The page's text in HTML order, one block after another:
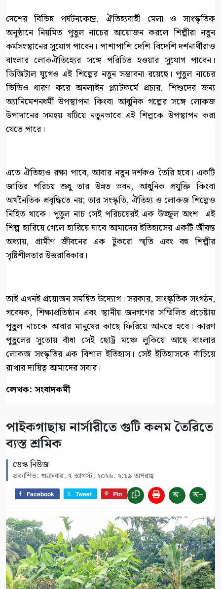
দেশের বিভিন্ন পর্যটনকেন্দ্র, ঐতিহ্যবাহী মেলা ও সাংস্কৃতিক
অনুষ্ঠানে নিয়মিত পুতুল নাচের আয়োজন করলে শিল্পীরা নতুন
কর্মসংস্থানের সুযোগ পাবেন। পাশাপাশি দেশি-বিদেশি দর্শনার্থীরাও
বাংলার লোকঐতিহ্যের সঙ্গে পরিচিত হওয়ার সুযোগ পাবেন।
ডিজিটাল যুগেও এই শিল্পের নতুন সম্ভাবনা রয়েছে। পুতুল নাচের
ভিডিও ধারণ করে অনলাইন প্ল্যাটফর্মে প্রচার, শিশুদের জন্য
অ্যানিমেশনধর্মী উপস্থাপনা কিংবা আধুনিক গল্পের সঙ্গে লোকজ
উপাদানের সমন্বয় ঘটিয়ে নতুনভাবে এই শিল্পকে উপস্থাপন করা
যেতে পারে।
এতে ঐতিহ্যও রক্ষা পাবে, আবার নতুন দর্শকও তৈরি হবে। একটি
জাতির পরিচয় শুধু তার উন্নত ভবন, আধুনিক প্রযুক্তি কিংবা
অর্থনৈতিক প্রবৃদ্ধিতে নয়; তার সংস্কৃতি, ঐতিহ্য ও লোকজ শিল্পেও
নিহিত থাকে। পুতুল নাচ সেই পরিচয়েরই এক উজ্জ্বল অংশ। এই
শিল্প হারিয়ে গেলে হারিয়ে যাবে আমাদের ইতিহাসের একটি জীবন্ত
অধ্যায়, গ্রামীণ জীবনের এক টুকরো স্মৃতি এবং বহু শিল্পীর
সৃষ্টিশীলতার উত্তরাধিকার।
তাই এখনই প্রয়োজন সমন্বিত উদ্যোগ। সরকার, সাংস্কৃতিক সংগঠন,
গবেষক, শিক্ষাপ্রতিষ্ঠান এবং স্থানীয় জনগণের সম্মিলিত প্রচেষ্টায়
পুতুল নাচকে আবার মানুষের কাছে ফিরিয়ে আনতে হবে। কারণ
পুতুলের সুতোয় বাঁধা সেই ছোট্ট মঞ্চে লুকিয়ে আছে বাংলার
লোকজ সংস্কৃতির এক বিশাল ইতিহাস। সেই ইতিহাসকে বাঁচিয়ে
রাখার দায়িত্ব আমাদের সবার।
লেখক: সংবাদকর্মী
পাইকগাছায় নার্সারীতে গুটি কলম তৈরিতে
ব্যস্ত শ্রমিক
ডেস্ক নিউজ
প্রকাশিত: শুক্রবার, ৭ আগস্ট, ২০২৬, ২:১৯ অপরাহ্ণ
Facebook Tweet Pin অ- অ+